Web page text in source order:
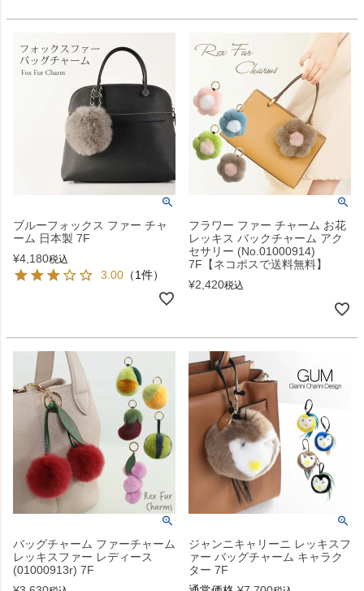
ブルーフォックス ファー チャ
ーム 日本製 7F
¥4,180税込
3.00 （1件）
フラワー ファー チャーム お花
レッキス バックチャーム アク
セサリー (No.01000914)
7F【ネコポスで送料無料】
¥2,420税込
バッグチャーム ファーチャーム
レッキスファー レディース
(01000913r) 7F
ジャンニキャリーニ レッキスフ
ァー バッグチャーム キャラク
ター 7F